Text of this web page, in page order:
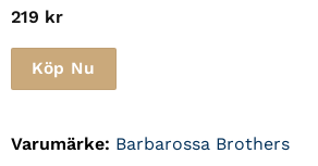
219 kr
Köp Nu
Varumärke: Barbarossa Brothers